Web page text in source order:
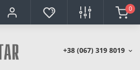
0
+38 (067) 319 8019